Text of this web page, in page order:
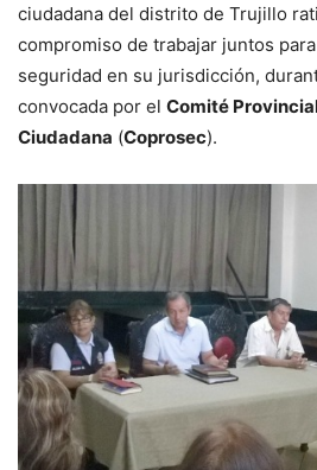
ciudadana del distrito de Trujillo
compromiso de trabajar juntos
seguridad en su jurisdicción,
convocada por el Comité
Ciudadana (Coprosec).